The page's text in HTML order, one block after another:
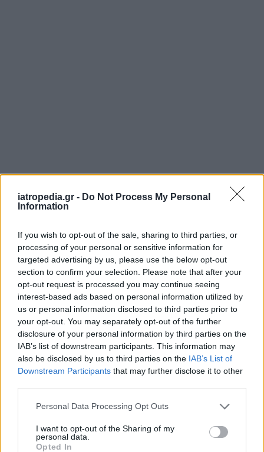
iatropedia.gr - Do Not Process My Personal
Information
If you wish to opt-out of the sale, sharing to third parties, or
processing of your personal or sensitive information for
targeted advertising by us, please use the below opt-out
section to confirm your selection. Please note that after your
opt-out request is processed you may continue seeing
interest-based ads based on personal information utilized by
us or personal information disclosed to third parties prior to
your opt-out. You may separately opt-out of the further
disclosure of your personal information by third parties on the
IAB’s list of downstream participants. This information may
also be disclosed by us to third parties on the IAB’s List of
Downstream Participants that may further disclose it to other
Personal Data Processing Opt Outs
I want to opt-out of the Sharing of my
personal data.
Opted In
«Πρόκειται για μία υπερσύγχρονη κλινική, που έχει
σχεδιαστεί σύμφωνα με τα πιο αυστηρά διεθνή
πρότυπα που ήδη εφαρμόζονται σε κορυφαία
νοσοκομεία σε όλο τον κόσμο», υπογράμμισε ο Δρ.
Κωνσταντίνος Πάντος, Διευθυντής της ΓΕΝΕΣΙΣ
Αθηνών, προσθέτοντας ότι:«Στόχος μας είναι να
δώσουμε νέα ώθηση στον ιατρικό τουρισμό και
ταυτόχρονα να αναδείξουμε τη συμβολή της Ελλάδας
στον ευαίσθητο τομέα της εκπαίδευσης των
επαγγελματιών υγείας στα θέματα της εξωσωματικής
γονιμοποίησης. Ήδη, με τις συμφωνίες που έχουν
επιτευχθεί με Πανεπιστήμια άλλων χωρών, τα
και της ΚΕΔΕ